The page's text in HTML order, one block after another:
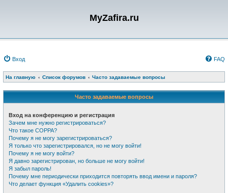
MyZafira.ru
Вход FAQ
На главную Список форумов Часто задаваемые вопросы
Часто задаваемые вопросы
Вход на конференцию и регистрация
Зачем мне нужно регистрироваться?
Что такое COPPA?
Почему я не могу зарегистрироваться?
Я только что зарегистрировался, но не могу войти!
Почему я не могу войти?
Я давно зарегистрирован, но больше не могу войти!
Я забыл пароль!
Почему мне периодически приходится повторять ввод имени и пароля?
Что делает функция «Удалить cookies»?